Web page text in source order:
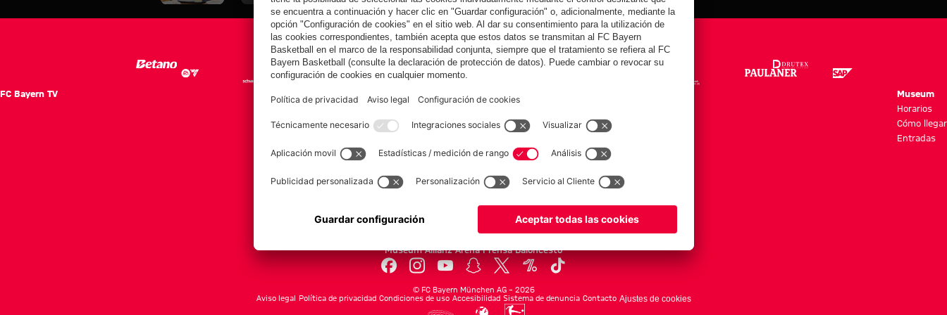
temporada»
Hong Kong
contra el Jeju
SK
contra el Jeju
SK
estreno de
pretemporada
Colaborador
FC Bayern TV
Equipo
Afición
Moda
Nuevo
Museum
Horarios
Cómo llegar
Entradas
Museum Allianz Arena Prensa Baloncesto
© FC Bayern München AG – 2026
Aviso legal Política de privacidad Condiciones de uso Accesibilidad Sistema de denuncia Contacto Ajustes de cookies